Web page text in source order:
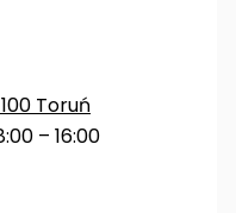
Toruń
– 16:00